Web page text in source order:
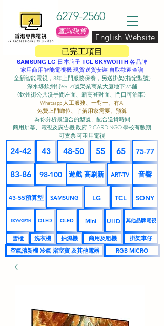
已完工項目
6279-2560
查詢現貨
English Website
SAMSUNG LG 日本牌子 TCL SKYWORTH 各品牌
家用商用智能電視機 現貨送貨安裝 自取歡迎查詢
全新智能電視，3年上門服務保養，另送掛架(指定型號)
深水埗欽州街65-71號榮業商業大廈地下2A舖
(欽州街公共洗手間左面、新高登對面、門口可泊車) ​
Whatsapp 人工服務、一對一、冇AI
免費上門睇位、了解用家需要、預算
為你分析最適合的型號、配合送貨時間
商用屏幕、電視及廣告機 政府 P CARD NGO 學校有數期
可支票 可租用電視
24-42 43 48-50 55 65 75-77
83-86 98-100 遊戲 高刷新 ART-TV 音響
43-55預算型 SAMSUNG LG TCL SONY
SKYWORTH QLED OLED Mini UHD 其他品牌電視
雪櫃 洗衣機 抽濕機 商用及租機
掛架車仔
空氣清新機 冷氣 浴室寶 及其他電器
RGB MICRO